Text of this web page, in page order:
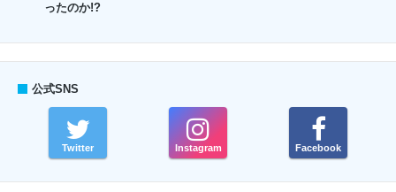
ったのか!?
公式SNS
Twitter Instagram Facebook